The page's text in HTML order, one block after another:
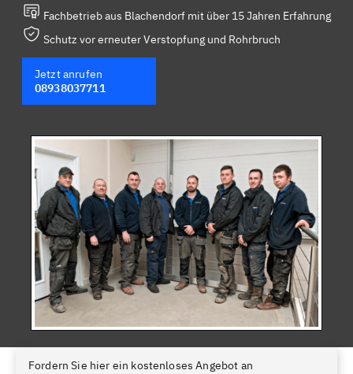
Fachbetrieb aus Blachendorf mit über 15 Jahren Erfahrung
Schutz vor erneuter Verstopfung und Rohrbruch
Jetzt anrufen
08938037711
Fordern Sie hier ein kostenloses Angebot an